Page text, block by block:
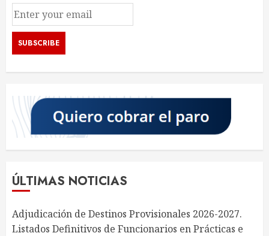
ÚLTIMAS NOTICIAS
Adjudicación de Destinos Provisionales 2026-2027.
Listados Definitivos de Funcionarios en Prácticas e